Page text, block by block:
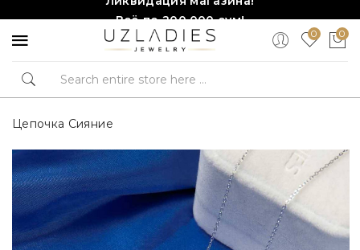
Всё по 200,000 сум!
Торопитесь, количество ограничено!❤️!0 0
Цепочка Сияние